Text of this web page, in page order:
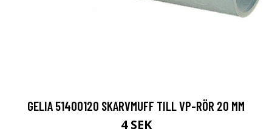
GELIA 51400120 SKARVMUFF TILL VP-RÖR 20 MM
4 SEK